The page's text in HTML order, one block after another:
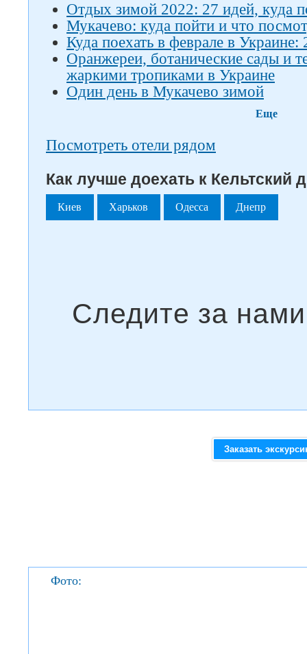
Отдых зимой 2022: 27 идей, куда
Мукачево: куда пойти и что
Куда поехать в феврале в Украине:
Оранжереи, ботанические сады и
жаркими тропиками в Украине
Один день в Мукачево зимой
Еще
Посмотреть отели рядом
Как лучше доехать к Кельтский
Киев Харьков Одесса Днепр
Заказать
Фото: